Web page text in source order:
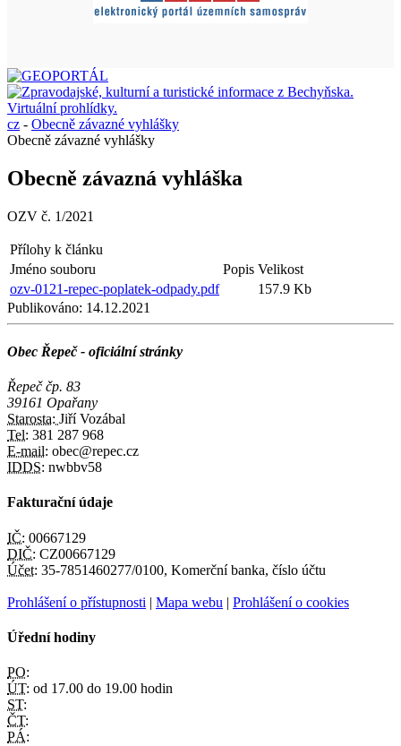
cz - Obecně závazné vyhlášky
Obecně závazné vyhlášky
Obecně závazná vyhláška
OZV č. 1/2021
Přílohy k článku
Jméno souboru
Popis Velikost
ozv-0121-repec-poplatek-odpady.pdf
157.9 Kb
Publikováno: 14.12.2021
Obec Řepeč - oficiální stránky
Řepeč čp. 83
39161 Opařany
Starosta: Jiří Vozábal
Tel: 381 287 968
E-mail: obec@repec.cz
IDDS: nwbbv58
Fakturační údaje
IČ: 00667129
DIČ: CZ00667129
Účet: 35-7851460277/0100, Komerční banka, číslo účtu
Prohlášení o přístupnosti | Mapa webu | Prohlášení o cookies
Úřední hodiny
PO:
ÚT: od 17.00 do 19.00 hodin
ST:
ČT:
PÁ: